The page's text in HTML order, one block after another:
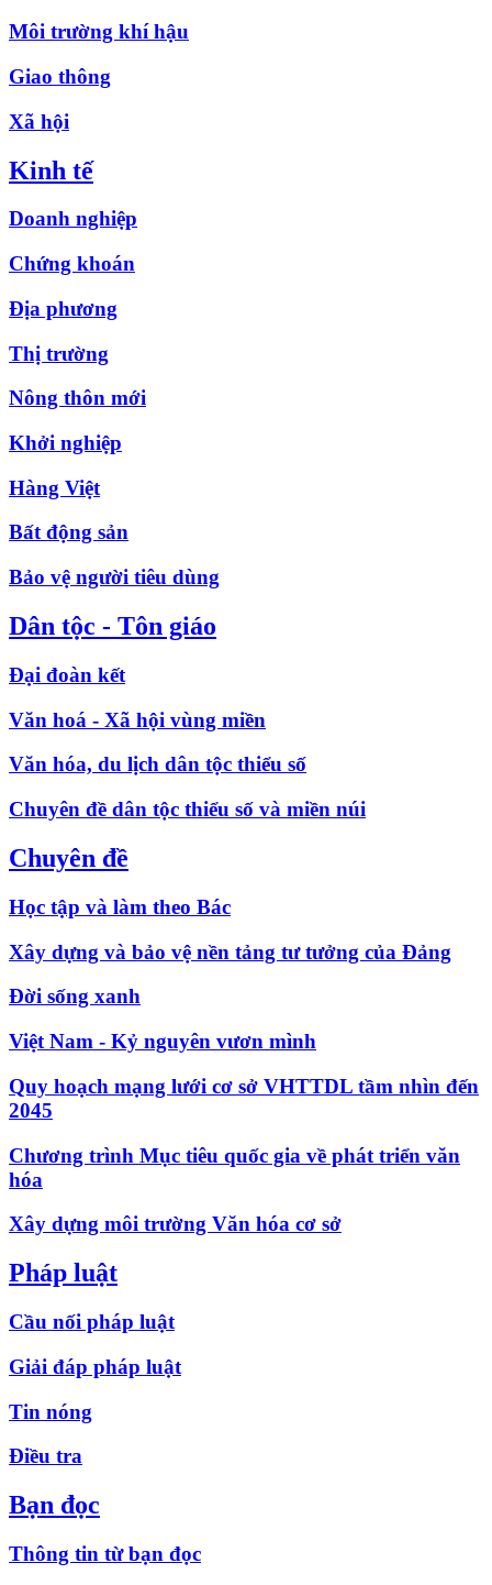
Môi trường khí hậu
Giao thông
Xã hội
Kinh tế
Doanh nghiệp
Chứng khoán
Địa phương
Thị trường
Nông thôn mới
Khởi nghiệp
Hàng Việt
Bất động sản
Bảo vệ người tiêu dùng
Dân tộc - Tôn giáo
Đại đoàn kết
Văn hoá - Xã hội vùng miền
Văn hóa, du lịch dân tộc thiểu số
Chuyên đề dân tộc thiểu số và miền núi
Chuyên đề
Học tập và làm theo Bác
Xây dựng và bảo vệ nền tảng tư tưởng của Đảng
Đời sống xanh
Việt Nam - Kỷ nguyên vươn mình
Quy hoạch mạng lưới cơ sở VHTTDL tầm nhìn đến
2045
Chương trình Mục tiêu quốc gia về phát triển văn
hóa
Xây dựng môi trường Văn hóa cơ sở
Pháp luật
Cầu nối pháp luật
Giải đáp pháp luật
Tin nóng
Điều tra
Bạn đọc
Thông tin từ bạn đọc